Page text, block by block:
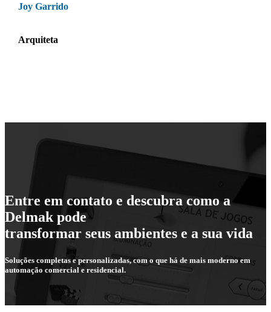
Joy Garrido
Arquiteta
Entre em contato e descubra como a
Delmak pode
transformar seus ambientes e a sua vida
Soluções completas e personalizadas, com o que há de mais moderno em
automação comercial e residencial.